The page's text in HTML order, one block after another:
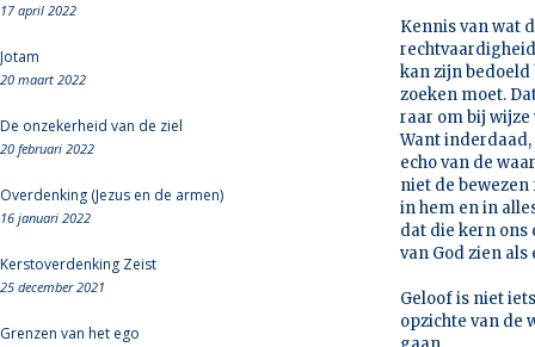
17 april 2022
Jotam
20 maart 2022
De onzekerheid van de ziel
20 februari 2022
Overdenking (Jezus en de armen)
16 januari 2022
Kerstoverdenking Zeist
25 december 2021
Grenzen van het ego
Kennis van wat
kan zijn bedoeld
zoeken moet.
raar om bij wijze
Want inderdaad,
echo van de
niet de
in hem en in
dat die kern
van God zien
Geloof is niet
opzichte van de